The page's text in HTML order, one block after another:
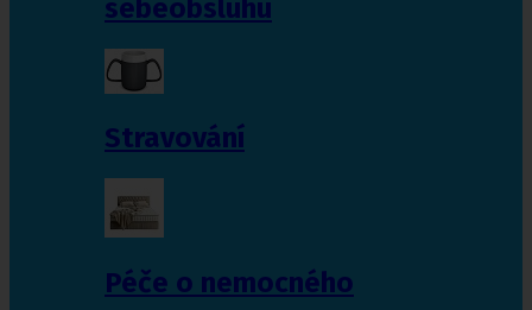
sebeobsluhu
Stravování
Péče o nemocného